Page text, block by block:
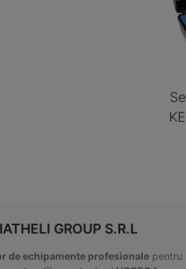
GROUP S.R.L
de echipamente profesionale pentru